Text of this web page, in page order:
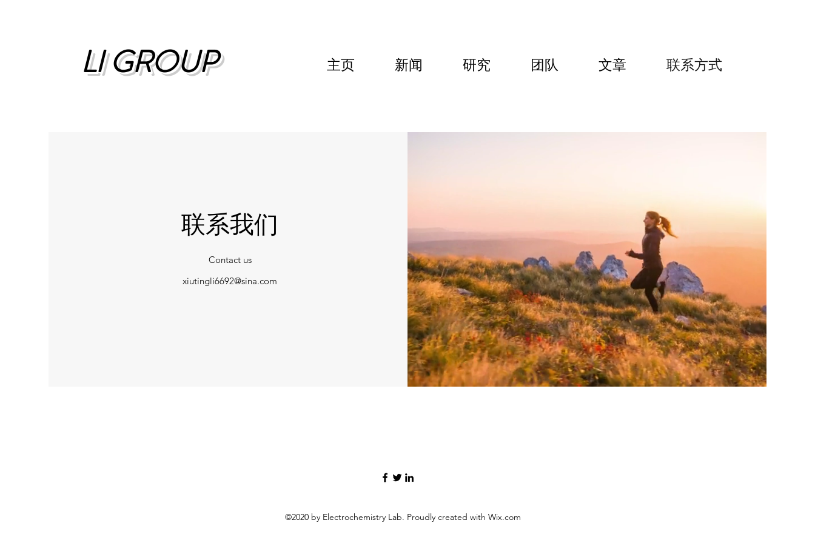
LI GROUP 主页 新闻 研究 团队 文章 联系方式
联系我们
Contact us
xiutingli6692@sina.com
©2020 by Electrochemistry Lab. Proudly created with Wix.com